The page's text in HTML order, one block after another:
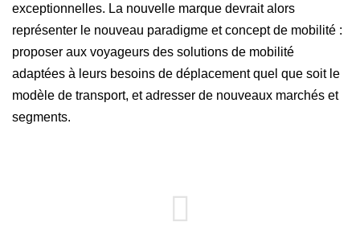
exceptionnelles. La nouvelle marque devrait alors
représenter le nouveau paradigme et concept de mobilité :
proposer aux voyageurs des solutions de mobilité
adaptées à leurs besoins de déplacement quel que soit le
modèle de transport, et adresser de nouveaux marchés et
segments.